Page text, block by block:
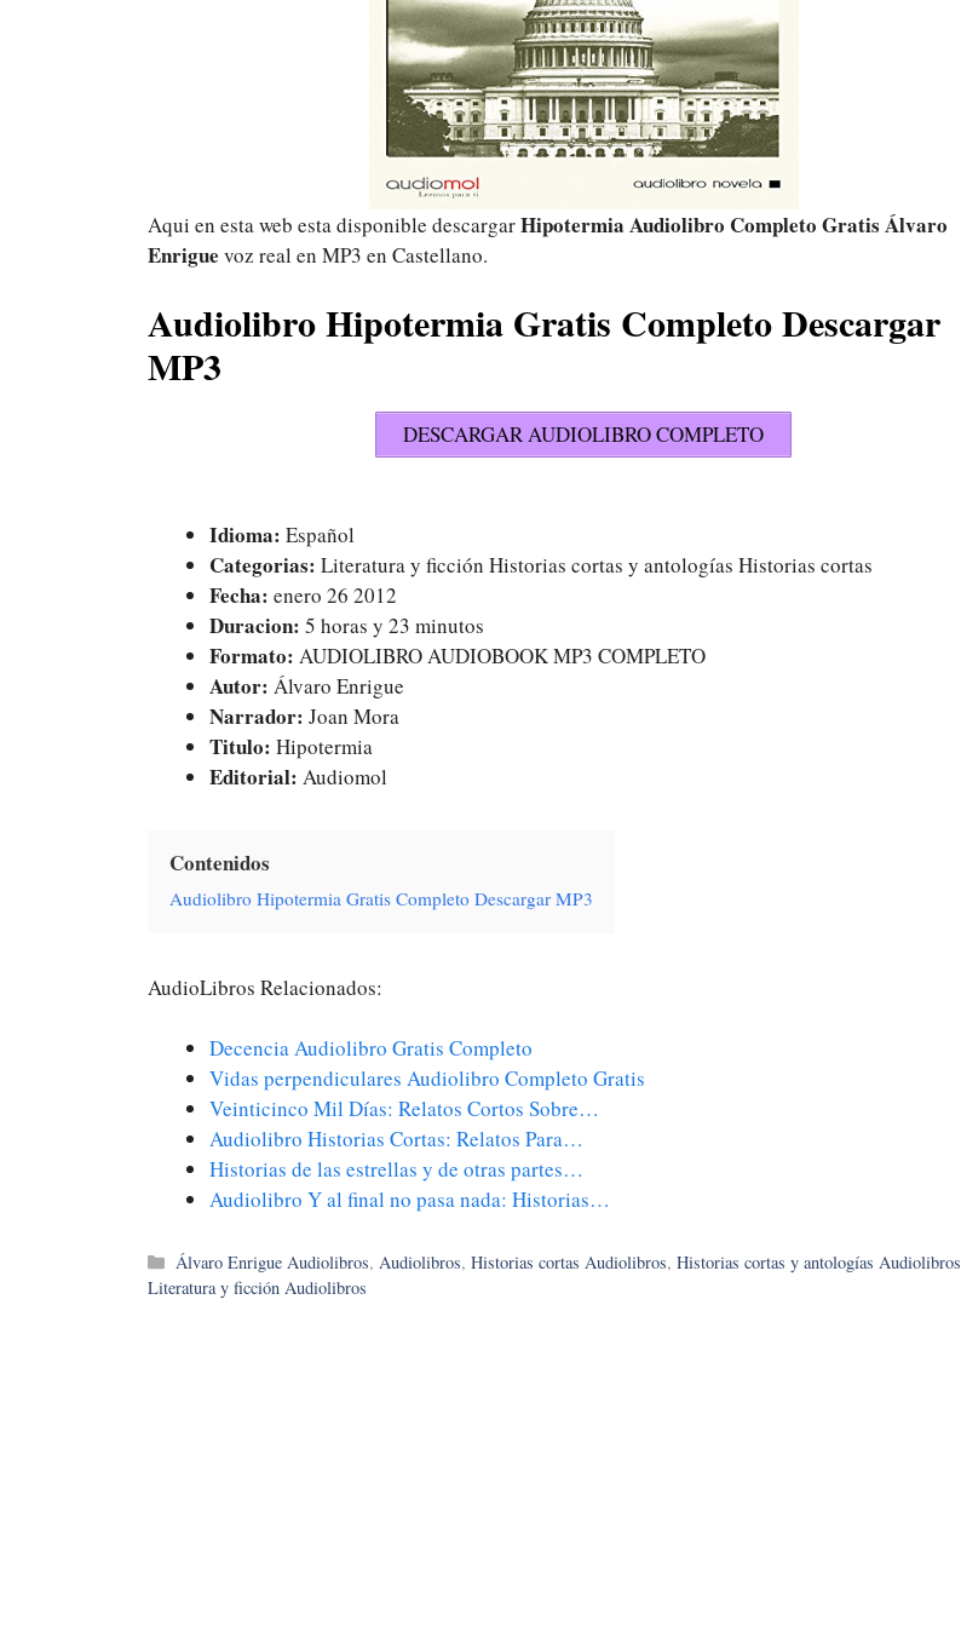
Aqui en esta web esta disponible descargarHipotermia Audiolibro Completo Gratis Álvaro
Enrigue voz real en MP3 en Castellano.
Audiolibro Hipotermia Gratis Completo Descargar
MP3
DESCARGAR AUDIOLIBRO COMPLETO
Idioma: Español
Categorias: Literatura y ficción Historias cortas y antologías Historias cortas
Fecha: enero 26 2012
Duracion: 5 horas y 23 minutos
Formato: AUDIOLIBRO AUDIOBOOK MP3 COMPLETO
Autor: Álvaro Enrigue
Narrador: Joan Mora
Titulo: Hipotermia
Editorial: Audiomol
Contenidos
Audiolibro Hipotermia Gratis Completo Descargar MP3
AudioLibros Relacionados:
Decencia Audiolibro Gratis Completo
Vidas perpendiculares Audiolibro Completo Gratis
Veinticinco Mil Días: Relatos Cortos Sobre…
Audiolibro Historias Cortas: Relatos Para…
Historias de las estrellas y de otras partes…
Audiolibro Y al final no pasa nada: Historias…
Categorías
Álvaro Enrigue Audiolibros,Audiolibros,Historias cortas Audiolibros,Historias cortas y antologías Audiolibros
Literatura y ficción Audiolibros